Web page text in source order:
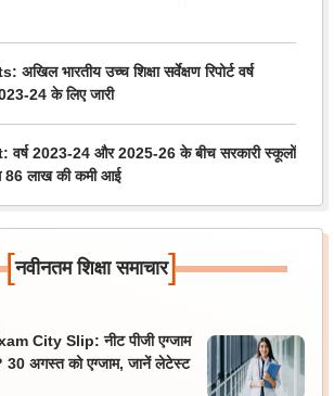
भारतीय उच्च शिक्षा सर्वेक्षण रिपोर्ट वर्ष
24 के लिए जारी
2023-24 और 2025-26 के बीच सरकारी स्कूलों
86 लाख की कमी आई
[नवीनतम शिक्षा समाचार]
City Slip: नीट पीजी एग्जाम
30 अगस्त को एग्जाम, जानें लेटेस्ट